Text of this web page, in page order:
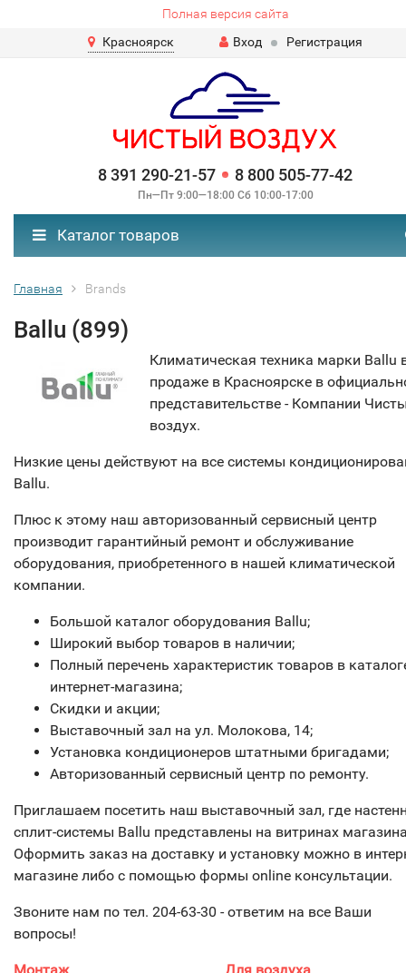
Полная версия сайта
Красноярск
Вход Регистрация
8 391 290-21-57 8 800 505-77-42
Пн—Пт 9:00—18:00 Сб 10:00-17:00
Каталог товаров
Главная Brands
Ballu (899)
Климатическая техника марки Ballu
продаже в Красноярске в
представительстве - Компании
воздух.
Низкие цены действуют на все системы
Ballu.
Плюс к этому наш авторизованный сервисный центр
производит гарантийный ремонт и обслуживание
оборудования, приобретенного в нашей климатической
компании.
Большой каталог оборудования Ballu;
Широкий выбор товаров в наличии;
Полный перечень характеристик товаров в
интернет-магазина;
Скидки и акции;
Выставочный зал на ул. Молокова, 14;
Установка кондиционеров штатными бригадами;
Авторизованный сервисный центр по ремонту.
Приглашаем посетить наш выставочный зал, где
сплит-системы Ballu представлены на витринах
Оформить заказ на доставку и установку можно в
магазине либо с помощью формы online консультации.
Звоните нам по тел. 204-63-30 - ответим на все Ваши
вопросы!